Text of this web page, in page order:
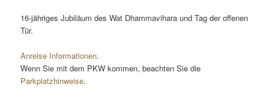
16-jähriges Jubiläum des Wat Dhammavihara und Tag der offenen
Tür.
Anreise Informationen.
Wenn Sie mit dem PKW kommen, beachten Sie die
Parkplatzhinweise.